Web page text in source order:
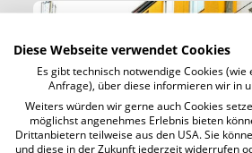
Diese Webseite verwendet Cookies
Es gibt technisch notwendige Cookies
Anfrage), über diese informieren wir in
Weiters würden wir gerne auch Cookies
möglichst angenehmes Erlebnis bieten
Drittanbietern teilweise aus den USA. Sie
und diese in der Zukunft jederzeit widerrufen